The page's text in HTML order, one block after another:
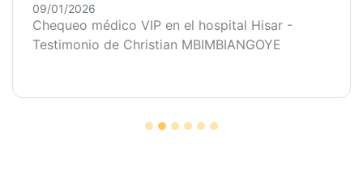
09/01/2026
Chequeo médico VIP en el hospital Hisar -
Testimonio de Christian MBIMBIANGOYE